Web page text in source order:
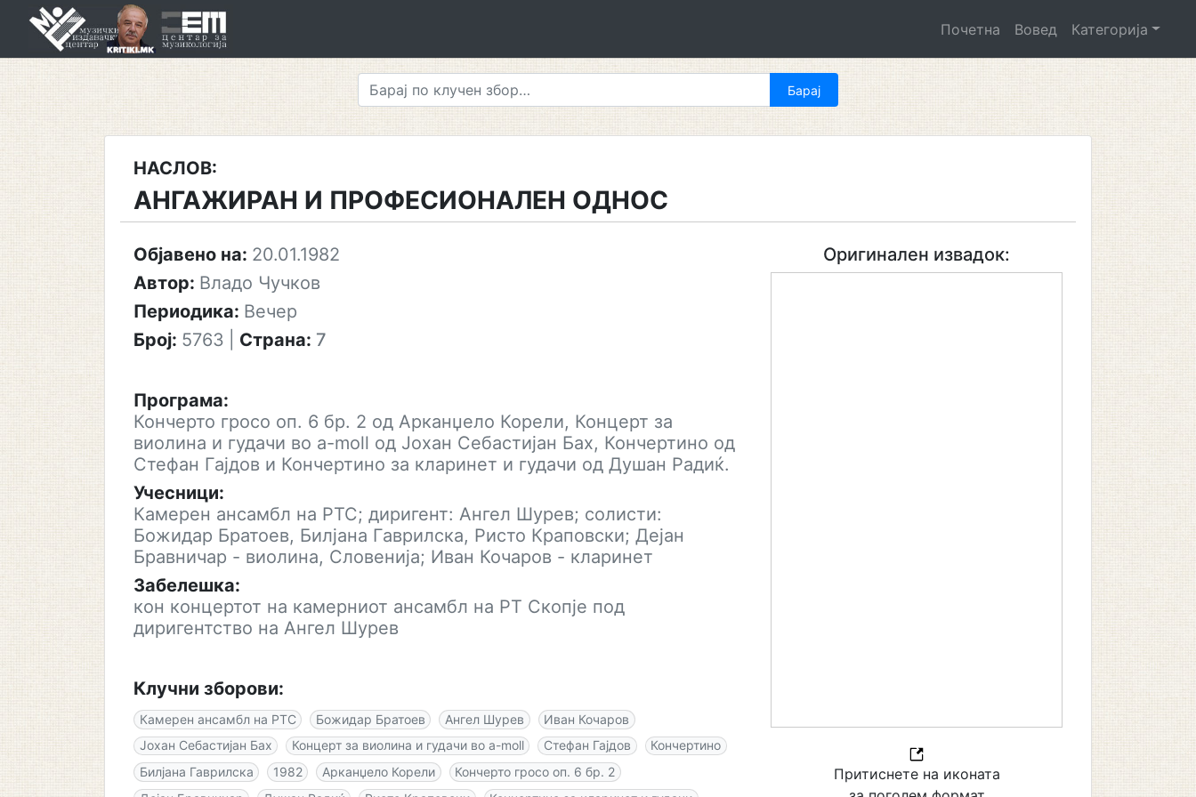
Почетна Вовед Категорија
НАСЛОВ:
АНГАЖИРАН И ПРОФЕСИОНАЛЕН ОДНОС
Објавено на: 20.01.1982
Автор: Владо Чучков
Периодика: Вечер
Број: 5763 Страна: 7
Програма:
Кончерто гросо оп. 6 бр. 2 од Арканџело Корели, Концерт за
виолина и гудачи во a-moll од Јохан Себастијан Бах, Кончертино од
Стефан Гајдов и Кончертино за кларинет и гудачи од Душан Радиќ.
Учесници:
Камерен ансамбл на РТС; диригент: Ангел Шурев; солисти:
Божидар Братоев, Билјана Гаврилска, Ристо Краповски; Дејан
Бравничар - виолина, Словенија; Иван Кочаров - кларинет
Забелешка:
кон концертот на камерниот ансамбл на РТ Скопје под
диригентство на Ангел Шурев
Клучни зборови:
Камерен ансамбл на РТС Божидар Братоев Ангел Шурев
Иван Кочаров
Јохан Себастијан Бах
Концерт за виолина и гудачи во a-moll Стефан Гајдов
Кончертино
Билјана Гаврилска
1982 Арканџело Корели
Кончерто гросо оп. 6 бр. 2
Оригинален извадок:
Притиснете на иконата